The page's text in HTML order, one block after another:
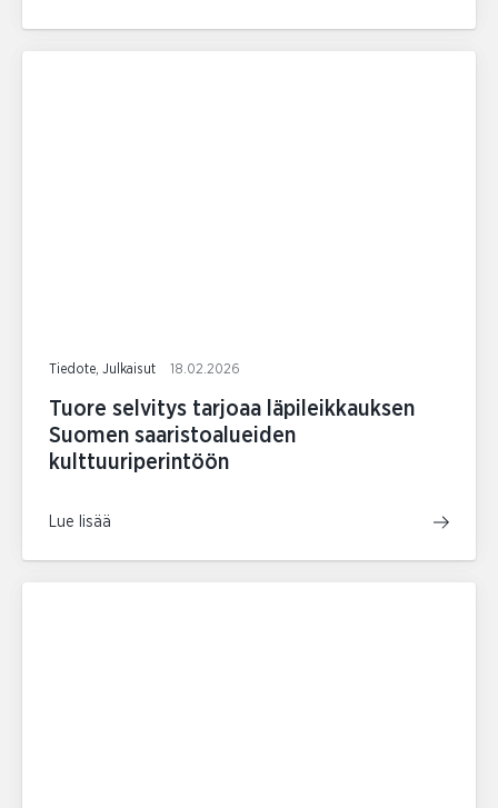
Tiedote, Julkaisut 18.02.2026
Tuore selvitys tarjoaa läpileikkauksen
Suomen saaristoalueiden
kulttuuriperintöön
Lue lisää